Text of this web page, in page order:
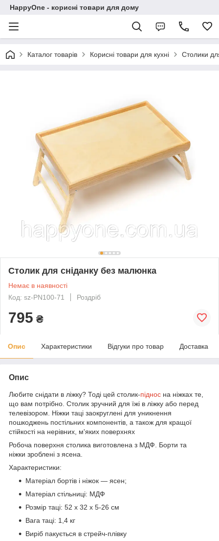
HappyOne - корисні товари для дому
Каталог товарів Корисні товари для кухні Столики
Столик для сніданку без малюнка
Немає в наявності
Код: sz-PN100-71
Роздріб
795 ₴
Опис Характеристики Відгуки про товар Доставка
Опис
Любите снідати в ліжку? Тоді цей столик-піднос на ніжках те,
що вам потрібно. Столик зручний для їжі в ліжку або перед
телевізором. Ніжки таці заокруглені для уникнення
пошкоджень постільних компонентів, а також для кращої
стійкості на нерівних, м'яких поверхнях
Робоча поверхня столика виготовлена з МДФ. Борти та
ніжки зроблені з ясена.
Характеристики:
Матеріал бортів і ніжок — ясен;
Матеріал стільниці: МДФ
Розмір таці: 52 х 32 х 5-26 см
Вага таці: 1,4 кг
Виріб пакується в стрейч-плівку